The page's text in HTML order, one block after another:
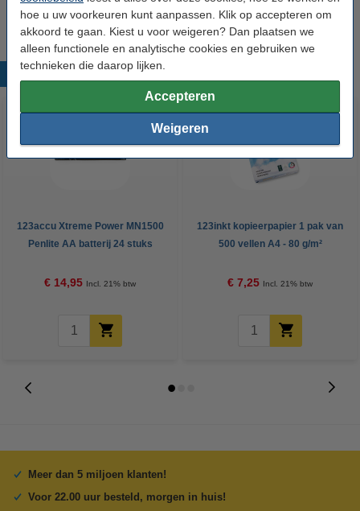
hoe u uw voorkeuren kunt aanpassen. Klik op accepteren om
akkoord te gaan. Kiest u voor weigeren? Dan plaatsen we
alleen functionele en analytische cookies en gebruiken we
technieken die daarop lijken.
Accepteren
Weigeren
€ 0,95
Populaire producten
123accu Xtreme Power MN1500
Penlite AA batterij 24 stuks
€ 14,95 Incl. 21% btw
123inkt kopieerpapier 1 pak van
500 vellen A4 - 80 g/m²
€ 7,25 Incl. 21% btw
Meer dan 5 miljoen klanten!
Voor 22.00 uur besteld, morgen in huis!